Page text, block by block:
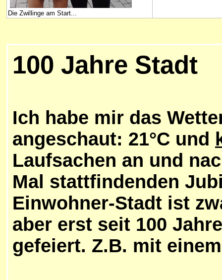
Die Zwillinge am Start...
100 Jahre Stadt
Ich habe mir das
angeschaut: 21°C und
Laufsachen an und
Mal stattfindenden
Einwohner-Stadt ist
aber erst seit 100
gefeiert. Z.B. mit